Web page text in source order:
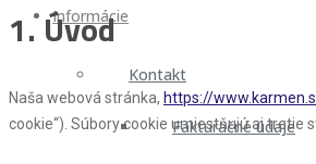
Informácie
Kontakt
Fakturačné údaje
1. Úvod
Naša webová stránka, https://
cookie“). Súbory cookie umiestňujú aj tretie